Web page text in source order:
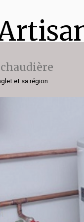
et sa région